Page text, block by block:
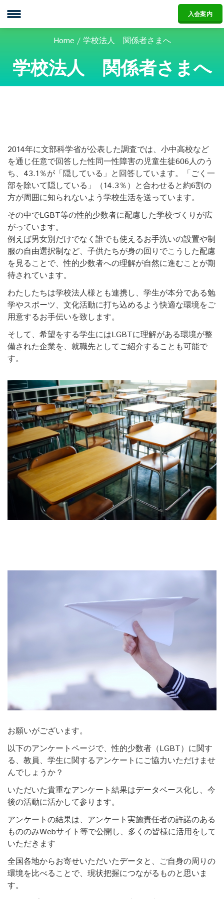
入会案内
Home 学校法人 関係者さまへ
学校法人 関係者さまへ
2014年に文部科学省が公表した調査では、小中高校など
を通じ任意で回答した性同一性障害の児童生徒606人のう
ち、43.1％が「隠している」と回答しています。「ごく一
部を除いて隠している」（14.3％）と合わせると約6割の
方が周囲に知られないよう学校生活を送っています。
その中でLGBT等の性的少数者に配慮した学校づくりが広
がっています。
例えば男女別だけでなく誰でも使えるお手洗いの設置や制
服の自由選択制など、子供たちが身の回りでこうした配慮
を見ることで、性的少数者への理解が自然に進むことが期
待されています。
わたしたちは学校法人様とも連携し、学生が本分である勉
学やスポーツ、文化活動に打ち込めるよう快適な環境をご
用意するお手伝いを致します。
そして、希望をする学生にはLGBTに理解がある環境が整
備された企業を、就職先としてご紹介することも可能で
す。
お願いがございます。
以下のアンケートページで、性的少数者（LGBT）に関す
る、教員、学生に関するアンケートにご協力いただけませ
んでしょうか？
いただいた貴重なアンケート結果はデータベース化し、今
後の活動に活かして参ります。
アンケートの結果は、アンケート実施責任者の許諾のある
もののみWebサイト等で公開し、多くの皆様に活用をして
いただきます
全国各地からお寄せいただいたデータと、ご自身の周りの
環境を比べることで、現状把握につながるものと思いま
す。